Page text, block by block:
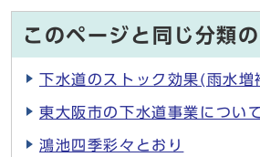
このページと同じ分類
下水道のストック効果(雨水増
東大阪市の下水道事業につい
鴻池四季彩々とおり